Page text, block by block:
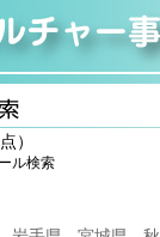
）
ル検索